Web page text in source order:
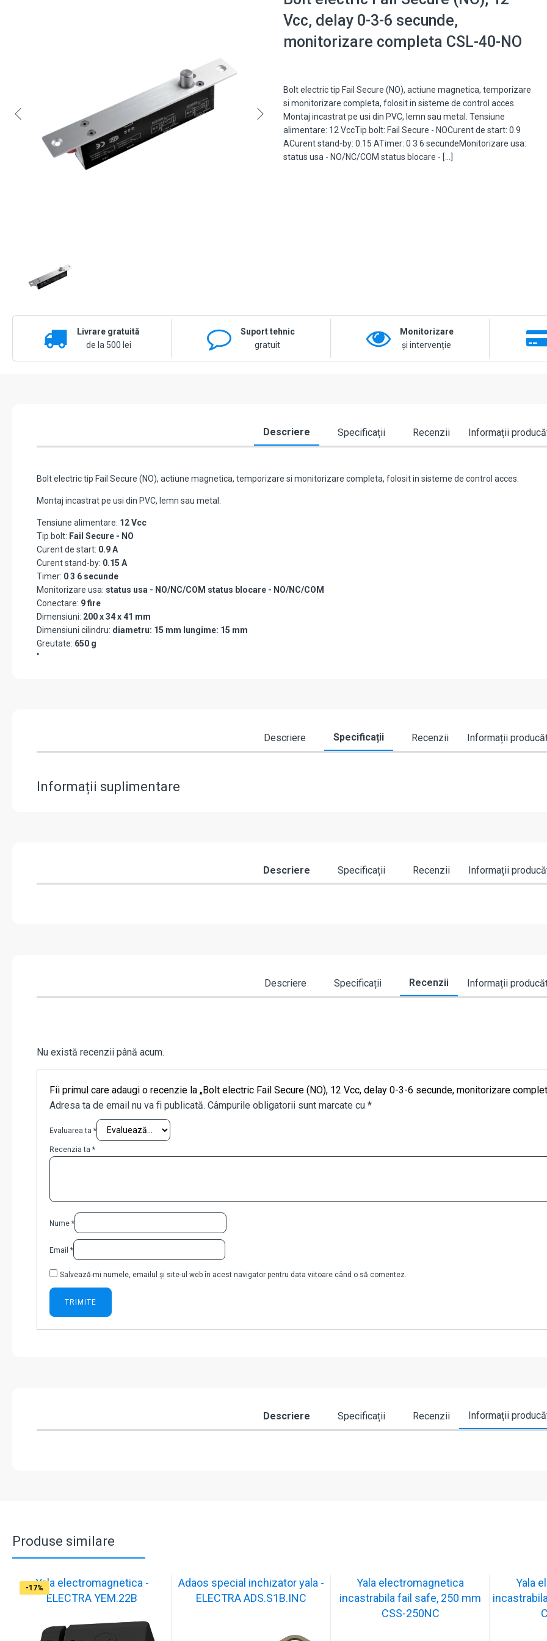
Vcc, delay 0-3-6 secunde,
monitorizare completa CSL-40-NO
Bolt electric tip Fail Secure (NO), actiune magnetica, temporizare
si monitorizare completa, folosit in sisteme de control acces.
Montaj incastrat pe usi din PVC, lemn sau metal. Tensiune
alimentare: 12 VccTip bolt: Fail Secure - NOCurent de start: 0.9
ACurent stand-by: 0.15 ATimer: 0 3 6 secundeMonitorizare usa:
status usa - NO/NC/COM status blocare - […]
Livrare gratuită
de la 500 lei
Suport tehnic
gratuit
Monitorizare
și intervenție
Descriere Specificații Recenzii Informații
Bolt electric tip Fail Secure (NO), actiune magnetica, temporizare si monitorizare completa, folosit in sisteme de control acces.
Montaj incastrat pe usi din PVC, lemn sau metal.
Tensiune alimentare: 12 Vcc
Tip bolt: Fail Secure - NO
Curent de start: 0.9 A
Curent stand-by: 0.15 A
Timer: 0 3 6 secunde
Monitorizare usa: status usa - NO/NC/COM status blocare - NO/NC/COM
Conectare: 9 fire
Dimensiuni: 200 x 34 x 41 mm
Dimensiuni cilindru: diametru: 15 mm lungime: 15 mm
Greutate: 650 g
"
Descriere Specificații Recenzii Informații
Informații suplimentare
Descriere Specificații Recenzii Informații
Descriere Specificații Recenzii Informații
Nu există recenzii până acum.
Fii primul care adaugi o recenzie la „Bolt electric Fail Secure (NO), 12 Vcc, delay 0-3-6 secunde, monitorizare
Adresa ta de email nu va fi publicată. Câmpurile obligatorii sunt marcate cu *
Evaluarea ta *
Recenzia ta *
Nume *
Email *
Salvează-mi numele, emailul și site-ul web în acest navigator pentru data viitoare când o să comentez.
Descriere Specificații Recenzii Informații
Produse similare
-17%Yala electromagnetica -
ELECTRA YEM.22B
-17%
Adaos special inchizator yala -
ELECTRA ADS.S1B.INC
-17%
Yala electromagnetica
incastrabila fail safe, 250 mm
CSS-250NC
-17%
Yala
-17%
-17%
-17%
-17%
-17%
-17%